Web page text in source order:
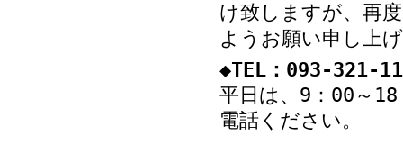
け致しますが、再
ようお願い申し上
◆TEL：093-321-
平日は、9：00～
電話ください。